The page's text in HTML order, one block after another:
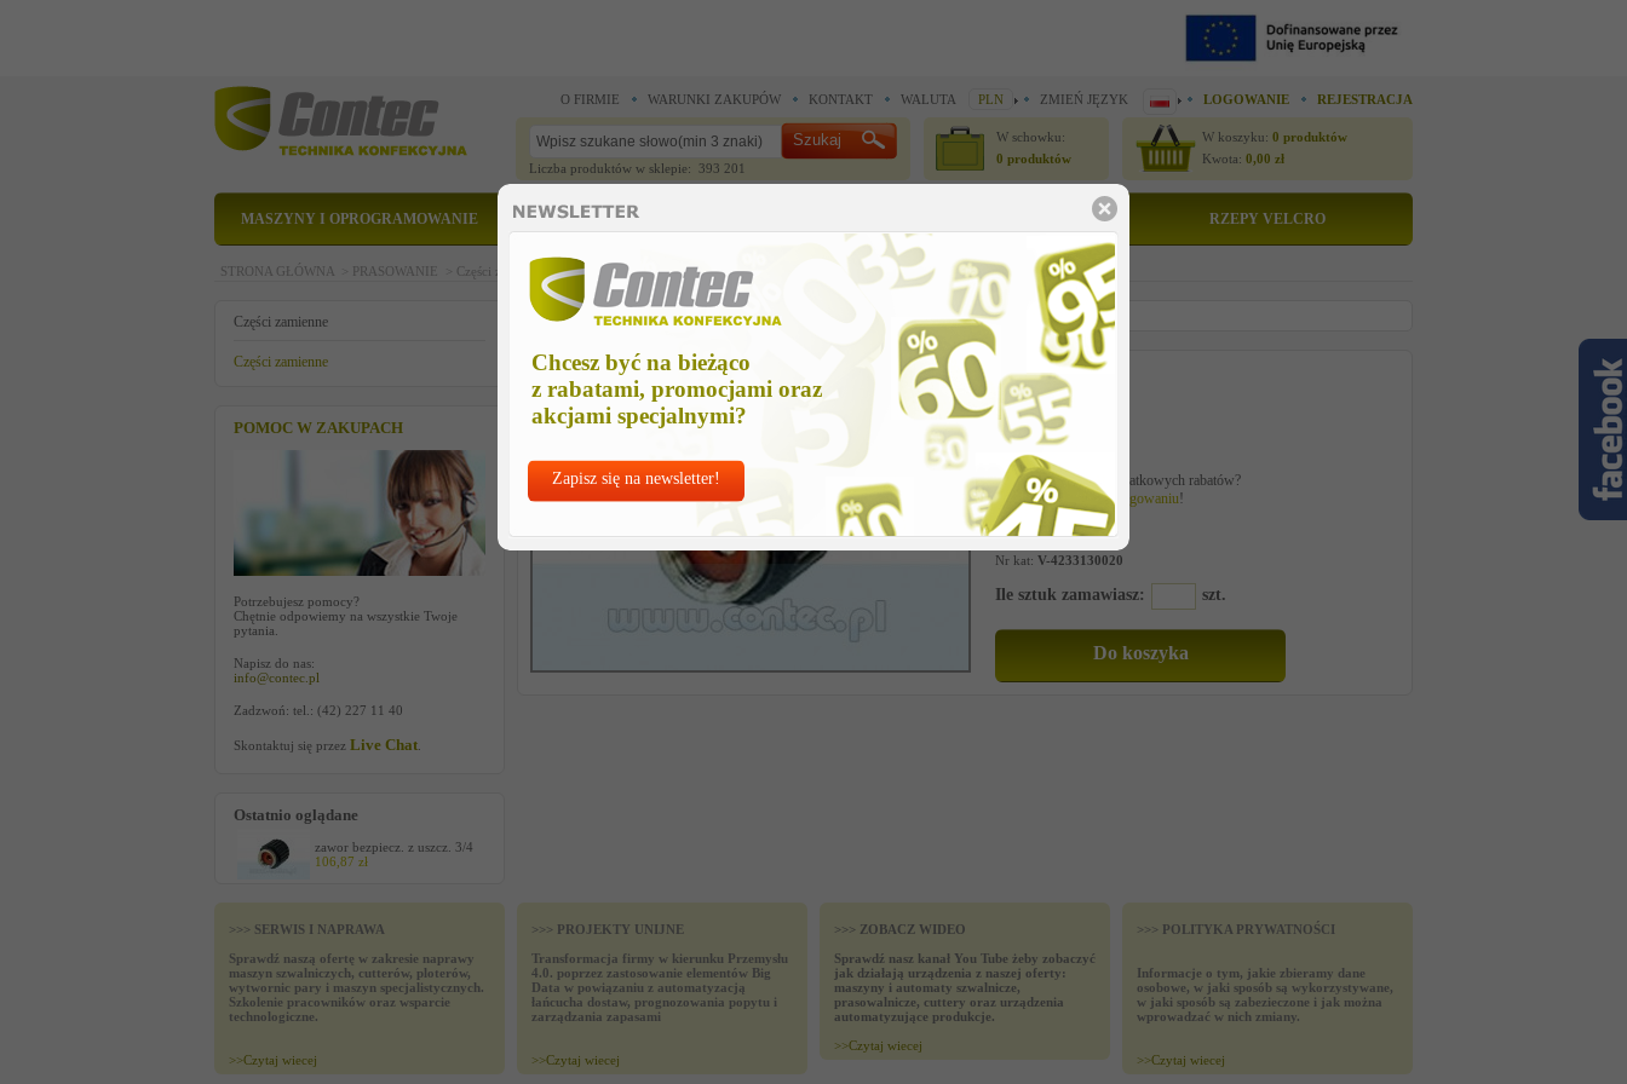
Chcesz być na bieżąco
z rabatami, promocjami oraz
akcjami specjalnymi?
Zapisz się na newsletter!
O FIRMIE WARUNKI ZAKUPÓW KONTAKT WALUTA PLN ZMIEŃ JĘZYK LOGOWANIE REJESTRACJA
Liczba produktów w sklepie: 393 201
W schowku:
0 produktów
W koszyku: 0 produktów
Kwota: 0,00 zł
MASZYNY I OPROGRAMOWANIE CZĘŚCI ZAMIENNE RZEPY VELCRO
STRONA GŁÓWNA > PRASOWANIE > Części zamienne >Części zamienne > zawor bezpiecz. z uszcz. 3/4
Części zamienne
Części zamienne
POMOC W ZAKUPACH
Potrzebujesz pomocy?
Chętnie odpowiemy na wszystkie Twoje
pytania.
Napisz do nas:
info@contec.pl
Zadzwoń: tel.: (42) 227 11 40
Skontaktuj się przez Live Chat
Ostatnio oglądane
zawor bezpiecz. z uszcz. 3/4
106,87 zł
zawor bezpiecz. z uszcz. 3/4
Cena netto
106,87 zł
Chcesz korzystać z dodatkowych rabatów?
Najlepszeceny pozalogowaniu!
Nr kat: V-4233130020
Ile sztuk zamawiasz: szt.
>>> SERWIS I NAPRAWA
Sprawdź naszą ofertę w zakresie naprawy
maszyn szwalniczych, cutterów, ploterów,
wytwornic pary i maszyn specjalistycznych.
Szkolenie pracowników oraz wsparcie
technologiczne.
>>Czytaj wiecej
>>> PROJEKTY UNIJNE
Transformacja firmy w kierunku Przemysłu
4.0. poprzez zastosowanie elementów Big
Data w powiązaniu z automatyzacją
łańcucha dostaw, prognozowania popytu i
zarządzania zapasami
>>Czytaj wiecej
>>> ZOBACZ WIDEO
Sprawdź nasz kanał You Tube żeby zobaczyć
jak działają urządzenia z naszej oferty:
maszyny i automaty szwalnicze,
prasowalnicze, cuttery oraz urządzenia
automatyzujące produkcje.
>>Czytaj wiecej
>>> POLITYKA PRYWATNOŚCI
Informacje o tym, jakie zbieramy dane
osobowe, w jaki sposób są wykorzystywane,
w jaki sposób są zabezieczone i jak można
wprowadzać w nich zmiany.
>>Czytaj wiecej